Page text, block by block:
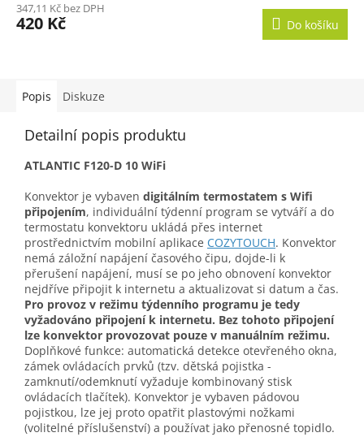
347,11 Kč bez DPH
420 Kč Do košíku
Popis Diskuze
Detailní popis produktu
ATLANTIC F120-D 10 WiFi
Konvektor je vybaven digitálním termostatem s Wifi
připojením, individuální týdenní program se vytváří a do
termostatu konvektoru ukládá přes internet
prostřednictvím mobilní aplikace COZYTOUCH. Konvektor
nemá záložní napájení časového čipu, dojde-li k
přerušení napájení, musí se po jeho obnovení konvektor
nejdříve připojit k internetu a aktualizovat si datum a čas.
Pro provoz v režimu týdenního programu je tedy
vyžadováno připojení k internetu. Bez tohoto připojení
lze konvektor provozovat pouze v manuálním režimu.
Doplňkové funkce: automatická detekce otevřeného okna,
zámek ovládacích prvků (tzv. dětská pojistka -
zamknutí/odemknutí vyžaduje kombinovaný stisk
ovládacích tlačítek). Konvektor je vybaven pádovou
pojistkou, lze jej proto opatřit plastovými nožkami
(volitelné příslušenství) a používat jako přenosné topidlo.